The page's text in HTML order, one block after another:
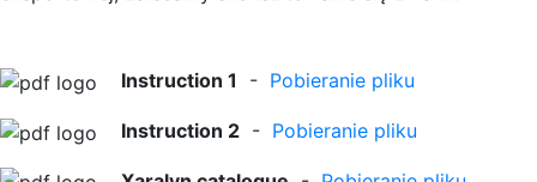
Instruction 1 - Pobieranie pliku
Instruction 2 - Pobieranie pliku